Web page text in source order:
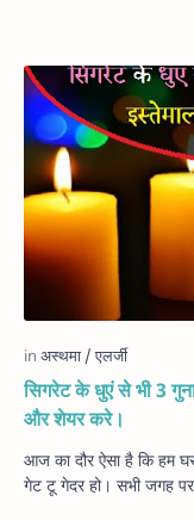
सिगरेट के धुएं से भी 3
और शेयर करे।
आज का दौर ऐसा है कि हम घर
गेट टू गेदर हो। सभी जगह